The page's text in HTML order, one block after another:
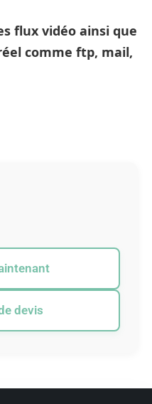
flux vidéo ainsi que
comme ftp, mail,
devis